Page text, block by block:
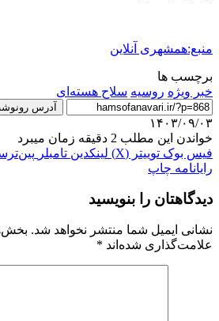
منبع:همشهری آنلاین
برچسب ها
خبر ویژه روسیه سلاح هسته‌ای
آدرس
۱۴۰۳/۰۹/۰۳
خواندن این مطلب 2 دقیقه زمان میبرد
فیس بوک توییتر (X) لینکدین ‫تامبلر
رایانامه چاپ
دیدگاهتان را بنویسید
نشانی ایمیل شما منتشر نخواهد شد.
علامت‌گذاری شده‌اند *